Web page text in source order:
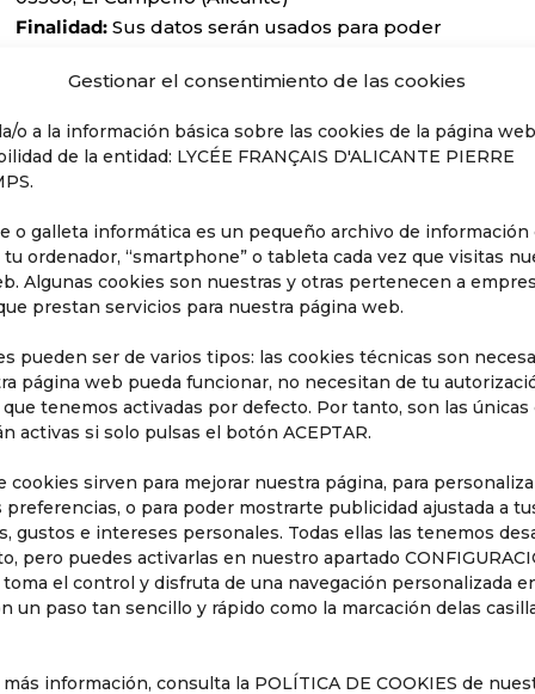
Gestionar el consentimiento de las cookies
o a la información básica sobre las cookies de la página web
de la entidad: LYCÉE FRANÇAIS D'ALICANTE PIERRE
o galleta informática es un pequeño archivo de información
tu ordenador, “smartphone” o tableta cada vez que visitas
Algunas cookies son nuestras y otras pertenecen a
prestan servicios para nuestra página web.
pueden ser de varios tipos: las cookies técnicas son
página web pueda funcionar, no necesitan de tu
que tenemos activadas por defecto. Por tanto, son las únicas
activas si solo pulsas el botón ACEPTAR.
cookies sirven para mejorar nuestra página, para
preferencias, o para poder mostrarte publicidad ajustada a
gustos e intereses personales. Todas ellas las tenemos
pero puedes activarlas en nuestro apartado
toma el control y disfruta de una navegación personalizada
un paso tan sencillo y rápido como la marcación delas
información, consulta la POLÍTICA DE COOKIES de
Finalidad: Sus datos serán usados para poder
Información de interés:Únicamente le enviaremos
comunicaciones de su interés con su autorización
previa, que podrá facilitarnos mediante la casilla
correspondiente establecida al efecto.
su consentimiento previo, que podrá facilitarnos
mediante la casilla correspondiente establecida al
efecto.
de nuestra entidad que esté debidamente
autorizado podrá tener conocimiento de la
información que pedimos.
Derechos:Tiene derecho a saber qué información
tenemos sobre usted, corregirla y eliminarla, tal y
como se explica en la información adicional
disponible en nuestra página web. Así mismo,
también podrá ejercer el derecho de Portabilidad,
solicitando el traspaso de su información a otra
entidad.
apartado "Política de privacidad" de nuestra página